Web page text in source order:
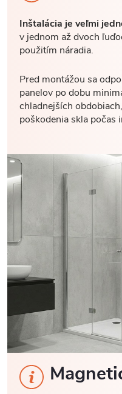
Inštalácia je veľmi
v jednom až dvoch
použitím náradia.
Pred montážou sa
panelov po dobu
chladnejších
poškodenia skla počas